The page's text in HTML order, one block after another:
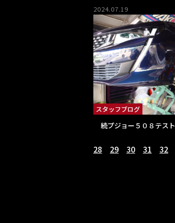
2024.07.19
スタッフブログ
続プジョー５０８テスト
28 29 30 31 32